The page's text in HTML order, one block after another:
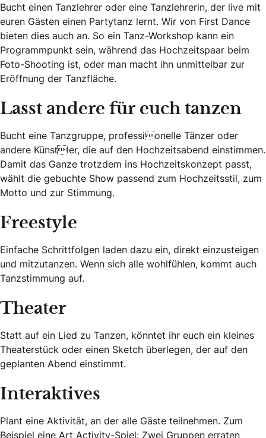
Bucht einen Tanzlehrer oder eine Tanzlehrerin, der live mit
euren Gästen einen Partytanz lernt. Wir von First Dance
bieten dies auch an. So ein Tanz-Workshop kann ein
Programmpunkt sein, während das Hochzeitspaar beim
Foto-Shooting ist, oder man macht ihn unmittelbar zur
Eröffnung der Tanzfläche.
Lasst andere für euch tanzen
Bucht eine Tanzgruppe, professionelle Tänzer oder
andere Künstler, die auf den Hochzeitsabend einstimmen.
Damit das Ganze trotzdem ins Hochzeitskonzept passt,
wählt die gebuchte Show passend zum Hochzeitsstil, zum
Motto und zur Stimmung.
Freestyle
Einfache Schrittfolgen laden dazu ein, direkt einzusteigen
und mitzutanzen. Wenn sich alle wohlfühlen, kommt auch
Tanzstimmung auf.
Theater
Statt auf ein Lied zu Tanzen, könntet ihr euch ein kleines
Theaterstück oder einen Sketch überlegen, der auf den
geplanten Abend einstimmt.
Interaktives
Plant eine Aktivität, an der alle Gäste teilnehmen. Zum
Beispiel eine Art Activity-Spiel: Zwei Gruppen erraten